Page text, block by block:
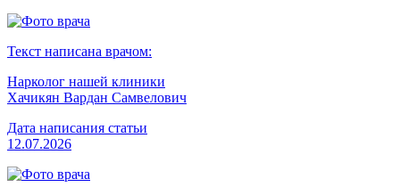
Текст написана врачом:
Нарколог нашей клиники
Хачикян Вардан Самвелович
Дата написания статьи
12.07.2026